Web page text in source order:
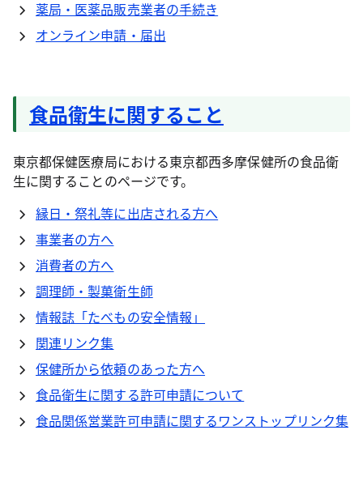
薬局・医薬品販売業者の手続き
オンライン申請・届出
食品衛生に関すること
東京都保健医療局における東京都西多摩保健所の食品衛
生に関することのページです。
縁日・祭礼等に出店される方へ
事業者の方へ
消費者の方へ
調理師・製菓衛生師
情報誌「たべもの安全情報」
関連リンク集
保健所から依頼のあった方へ
食品衛生に関する許可申請について
食品関係営業許可申請に関するワンストップリンク集